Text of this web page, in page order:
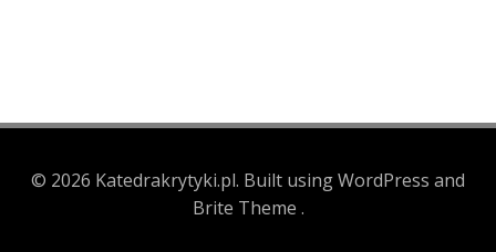
© 2026 Katedrakrytyki.pl. Built using WordPress and
Brite Theme .